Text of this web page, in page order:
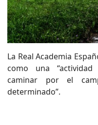
La Real Academia
como una “
caminar por el
determinado”.